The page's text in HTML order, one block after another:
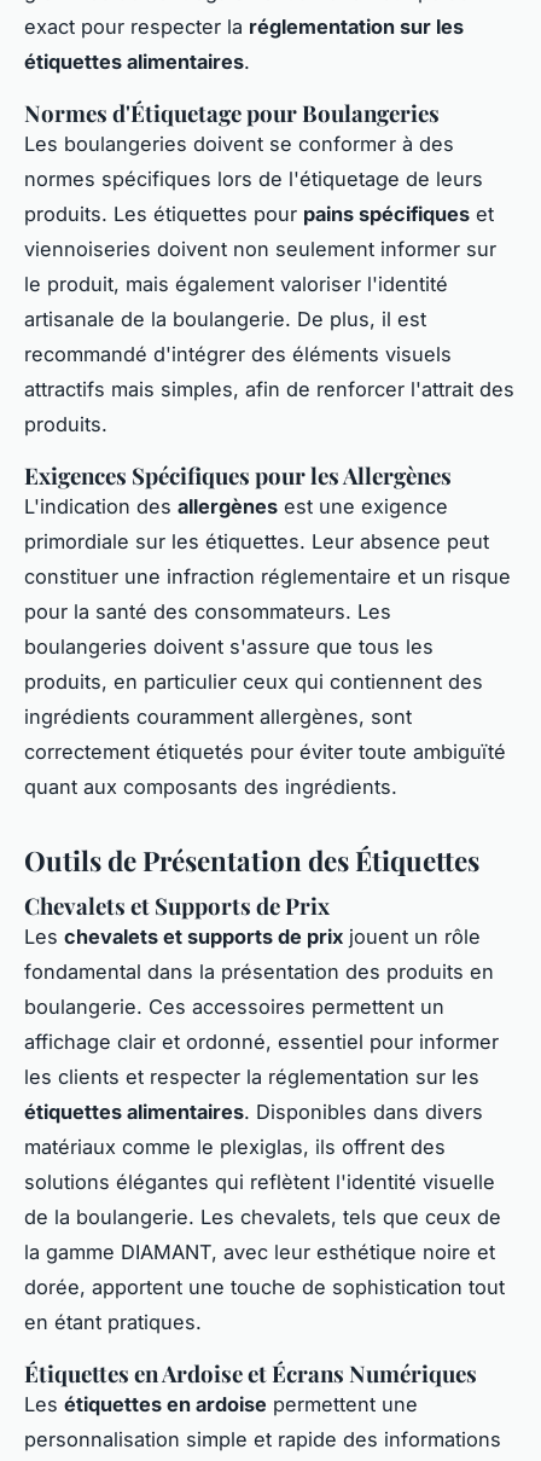
exact pour respecter la réglementation sur les
étiquettes alimentaires.
Normes d'Étiquetage pour Boulangeries
Les boulangeries doivent se conformer à des
normes spécifiques lors de l'étiquetage de leurs
produits. Les étiquettes pour pains spécifiques et
viennoiseries doivent non seulement informer sur
le produit, mais également valoriser l'identité
artisanale de la boulangerie. De plus, il est
recommandé d'intégrer des éléments visuels
attractifs mais simples, afin de renforcer l'attrait des
produits.
Exigences Spécifiques pour les Allergènes
L'indication des allergènes est une exigence
primordiale sur les étiquettes. Leur absence peut
constituer une infraction réglementaire et un risque
pour la santé des consommateurs. Les
boulangeries doivent s'assure que tous les
produits, en particulier ceux qui contiennent des
ingrédients couramment allergènes, sont
correctement étiquetés pour éviter toute ambiguïté
quant aux composants des ingrédients.
Outils de Présentation des Étiquettes
Chevalets et Supports de Prix
Les chevalets et supports de prix jouent un rôle
fondamental dans la présentation des produits en
boulangerie. Ces accessoires permettent un
affichage clair et ordonné, essentiel pour informer
les clients et respecter la réglementation sur les
étiquettes alimentaires. Disponibles dans divers
matériaux comme le plexiglas, ils offrent des
solutions élégantes qui reflètent l'identité visuelle
de la boulangerie. Les chevalets, tels que ceux de
la gamme DIAMANT, avec leur esthétique noire et
dorée, apportent une touche de sophistication tout
en étant pratiques.
Étiquettes en Ardoise et Écrans Numériques
Les étiquettes en ardoise permettent une
personnalisation simple et rapide des informations